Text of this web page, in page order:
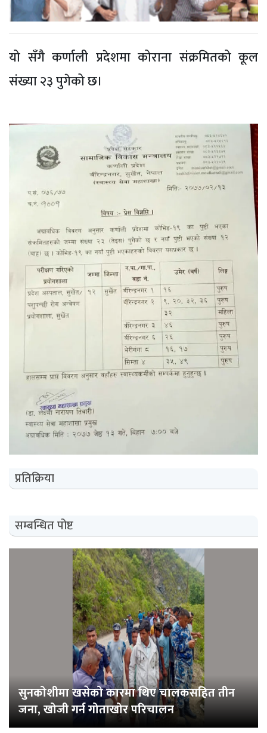
यो सँगै कर्णाली प्रदेशमा कोराना संक्रमितको कूल
संख्या २३ पुगेको छ।
प्रतिक्रिया
सम्बन्धित पोष्ट
सुनकोशीमा खसेको कारमा थिए चालकसहित तीन
जना, खोजी गर्न गोताखोर परिचालन